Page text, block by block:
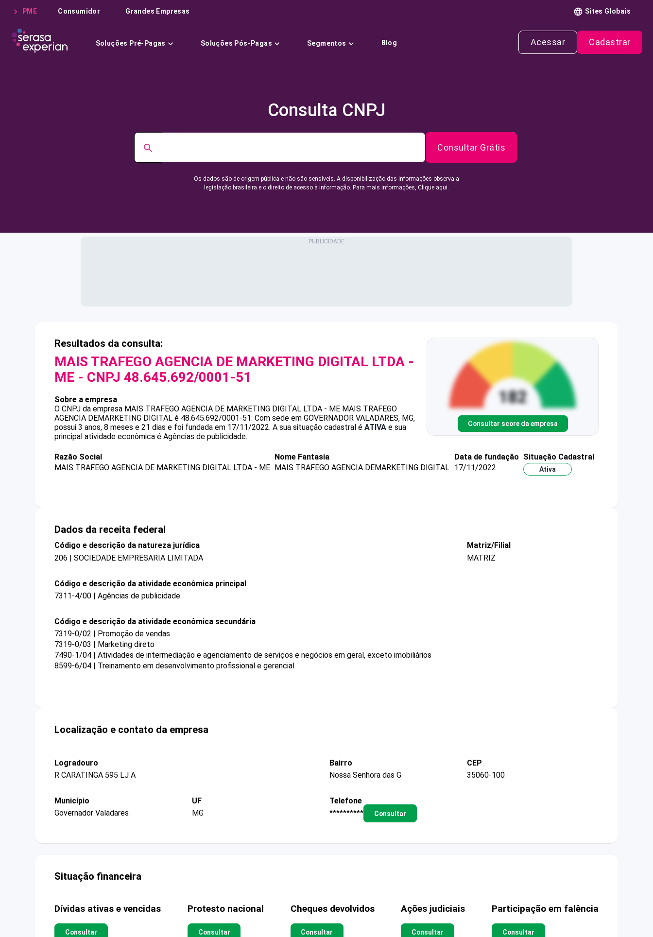
PME Consumidor Grandes Empresas Sites Globais
Soluções Pré-Pagas Soluções Pós-Pagas Segmentos Blog Acessar Cadastrar
Consulta CNPJ
Consultar Grátis
Os dados são de origem pública e não são sensíveis. A disponibilização das informações observa a
legislação brasileira e o direito de acesso à informação. Para mais informações, Clique aqui.
Resultados da consulta:
MAIS TRAFEGO AGENCIA DE MARKETING DIGITAL LTDA -
ME - CNPJ 48.645.692/0001-51
Sobre a empresa
O CNPJ da empresa MAIS TRAFEGO AGENCIA DE MARKETING DIGITAL LTDA - ME MAIS TRAFEGO
AGENCIA DEMARKETING DIGITAL é 48.645.692/0001-51. Com sede em GOVERNADOR VALADARES, MG,
possui 3 anos, 8 meses e 21 dias e foi fundada em 17/11/2022. A sua situação cadastral é ATIVA e sua
principal atividade econômica é Agências de publicidade.
Consultar score da empresa
Razão Social
MAIS TRAFEGO AGENCIA DE MARKETING DIGITAL LTDA - ME
Nome Fantasia
MAIS TRAFEGO AGENCIA DEMARKETING DIGITAL
Data de fundação
17/11/2022
Situação Cadastral
Ativa
Dados da receita federal
Código e descrição da natureza jurídica
206 | SOCIEDADE EMPRESARIA LIMITADA
Matriz/Filial
MATRIZ
Código e descrição da atividade econômica principal
7311-4/00 | Agências de publicidade
Código e descrição da atividade econômica secundária
7319-0/02 | Promoção de vendas
7319-0/03 | Marketing direto
7490-1/04 | Atividades de intermediação e agenciamento de serviços e negócios em geral, exceto imobiliários
8599-6/04 | Treinamento em desenvolvimento profissional e gerencial
Localização e contato da empresa
Logradouro
R CARATINGA 595 LJ A
Bairro
Nossa Senhora das G
CEP
35060-100
Município
Governador Valadares
UF
MG
Telefone
**********
Consultar
Situação financeira
Dívidas ativas e vencidas
Consultar
Protesto nacional
Consultar
Cheques devolvidos
Consultar
Ações judiciais
Consultar
Participação em falência
Consultar